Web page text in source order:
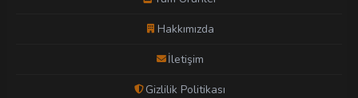
Hakkımızda
İletişim
Gizlilik Politikası